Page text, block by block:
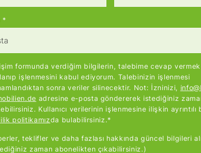
*
formunda verdiğim bilgilerin, talebime cevap vermek
işlenmesini kabul ediyorum. Talebinizin işlenmesi
sonra veriler silinecektir. Not: İzninizi,
adresine e-posta göndererek istediğiniz
Kullanıcı verilerinin işlenmesine ilişkin ayrıntılı
politikamızda bulabilirsiniz.*
teklifler ve daha fazlası hakkında güncel bilgileri
zaman abonelikten çıkabilirsiniz.)